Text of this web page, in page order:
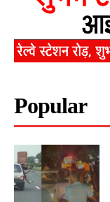
Popular